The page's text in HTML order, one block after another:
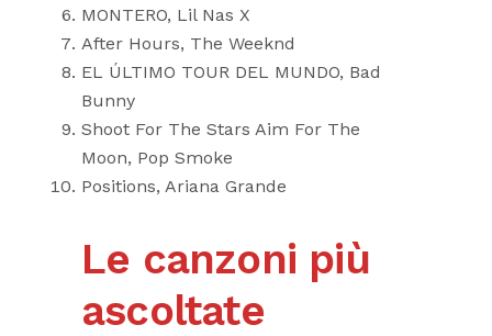
MONTERO, Lil Nas X
After Hours, The Weeknd
EL ÚLTIMO TOUR DEL MUNDO, Bad
Bunny
Shoot For The Stars Aim For The
Moon, Pop Smoke
Positions, Ariana Grande
Le canzoni più
ascoltate